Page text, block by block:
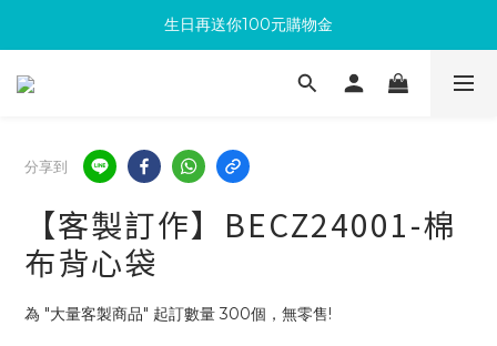
滿300回饋10%購物金
生日再送你100元購物金
加入成為新會員 馬上領取50元購物金
分享到
【客製訂作】BECZ24001-棉
布背心袋
為 "大量客製商品" 起訂數量 300個，無零售!